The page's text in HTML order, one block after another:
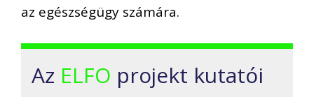
az egészségügy számára.
Az ELFO projekt kutatói